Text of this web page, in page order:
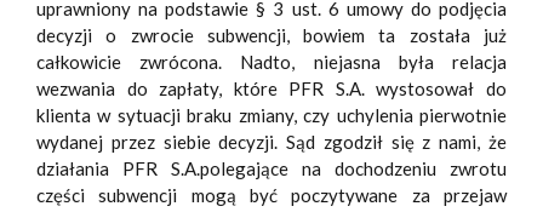
uprawniony na podstawie § 3 ust. 6 umowy do podjęcia
decyzji o zwrocie subwencji, bowiem ta została już
całkowicie zwrócona. Nadto, niejasna była relacja
wezwania do zapłaty, które PFR S.A. wystosował do
klienta w sytuacji braku zmiany, czy uchylenia pierwotnie
wydanej przez siebie decyzji. Sąd zgodził się z nami, że
działania PFR S.A.polegające na dochodzeniu zwrotu
części subwencji mogą być poczytywane za przejaw